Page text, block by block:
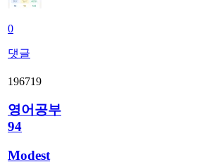
0
댓글
196719
영어공부
94
Modest